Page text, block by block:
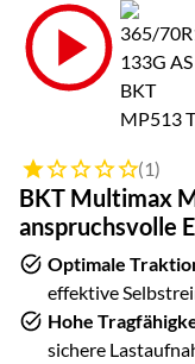
Zur Kaufbox
Bewertung: 1 von 5
(1)
BKT Multimax
anspruchsvolle
Optimale
effektive
Hohe
sichere